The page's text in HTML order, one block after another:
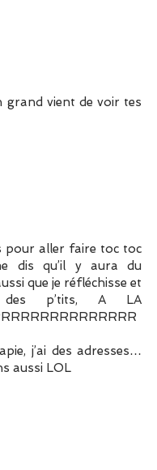
grand vient de voir tes
pour aller faire toc toc
dis qu’il y aura du
que je réfléchisse et
des p’tits, A LA
j’ai des adresses…
aussi LOL